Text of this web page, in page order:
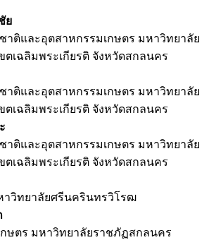
ย
ติและอุตสาหกรรมเกษตร มหาวิทยาลัย
ตเฉลิมพระเกียรติ จังหวัดสกลนคร
ติและอุตสาหกรรมเกษตร มหาวิทยาลัย
ตเฉลิมพระเกียรติ จังหวัดสกลนคร
ติและอุตสาหกรรมเกษตร มหาวิทยาลัย
ตเฉลิมพระเกียรติ จังหวัดสกลนคร
วิทยาลัยศรีนครินทรวิโรฒ
ษตร มหาวิทยาลัยราชภัฏสกลนคร